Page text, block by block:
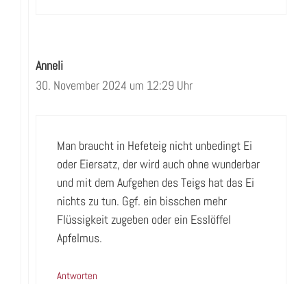
Anneli
30. November 2024 um 12:29 Uhr
Man braucht in Hefeteig nicht unbedingt Ei
oder Eiersatz, der wird auch ohne wunderbar
und mit dem Aufgehen des Teigs hat das Ei
nichts zu tun. Ggf. ein bisschen mehr
Flüssigkeit zugeben oder ein Esslöffel
Apfelmus.
Antworten